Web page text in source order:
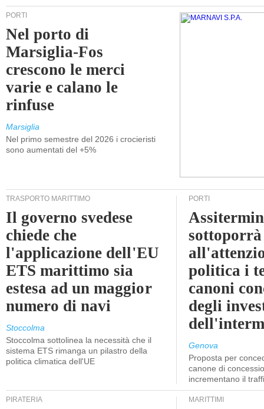
PORTI
Nel porto di
Marsiglia-Fos
crescono le merci
varie e calano le
rinfuse
Marsiglia
Nel primo semestre del 2026 i crocieristi
sono aumentati del +5%
TRASPORTO MARITTIMO
Il governo svedese
chiede che
l'applicazione dell'EU
ETS marittimo sia
estesa ad un maggior
numero di navi
Stoccolma
Stoccolma sottolinea la necessità che il
sistema ETS rimanga un pilastro della
politica climatica dell'UE
PORTI
sottoporrà
politica i
canoni
degli
Genova
Proposta per
canone di
incrementano il
PIRATERIA MARITTIMI